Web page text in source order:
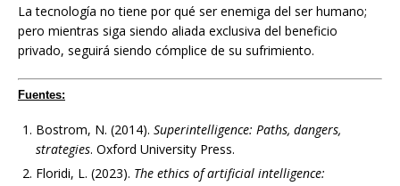
La tecnología no tiene por qué ser enemiga del ser humano;
pero mientras siga siendo aliada exclusiva del beneficio
privado, seguirá siendo cómplice de su sufrimiento.
Fuentes:
Bostrom, N. (2014). Superintelligence: Paths, dangers,
strategies. Oxford University Press.
Floridi, L. (2023). The ethics of artificial intelligence: